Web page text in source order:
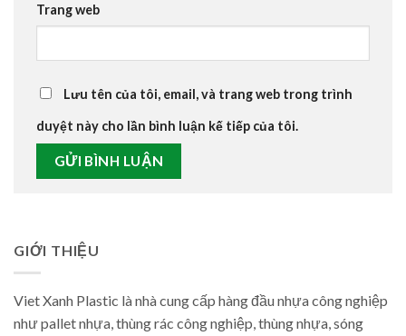
Trang web
Lưu tên của tôi, email, và trang web trong trình
duyệt này cho lần bình luận kế tiếp của tôi.
GIỚI THIỆU
Viet Xanh Plastic là nhà cung cấp hàng đầu nhựa công nghiệp
như pallet nhựa, thùng rác công nghiệp, thùng nhựa, sóng